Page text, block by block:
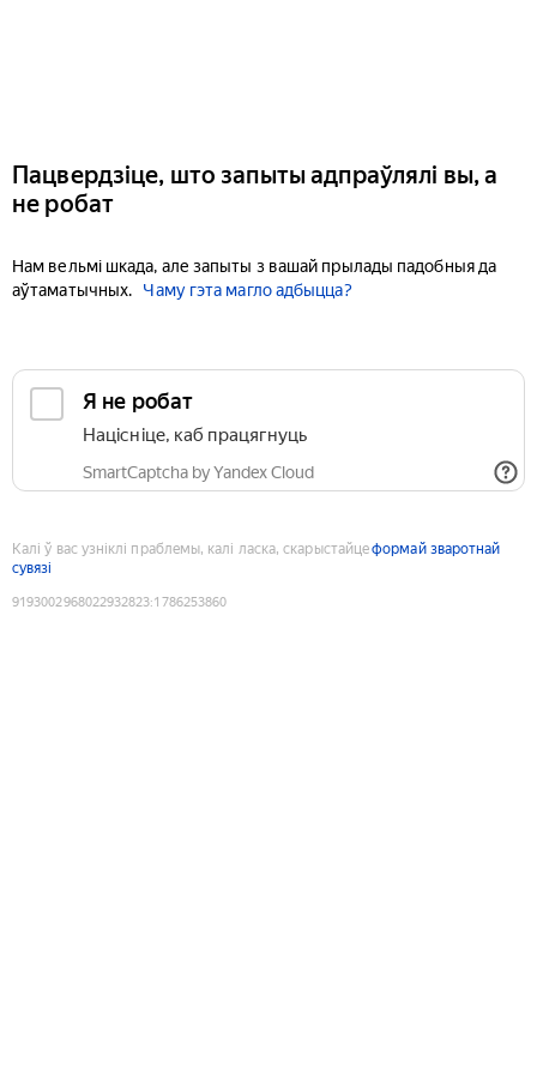
Пацвердзіце, што запыты адпраўлялі вы, а
не робат
Нам вельмі шкада, але запыты з вашай прылады падобныя да
аўтаматычных.
Чаму гэта магло адбыцца?
Я не робат
Націсніце, каб працягнуць
SmartCaptcha by Yandex Cloud
Калі ў вас узніклі праблемы, калі ласка, скарыстайцеформай зваротнай
сувязі
9193002968022932823:1786253860